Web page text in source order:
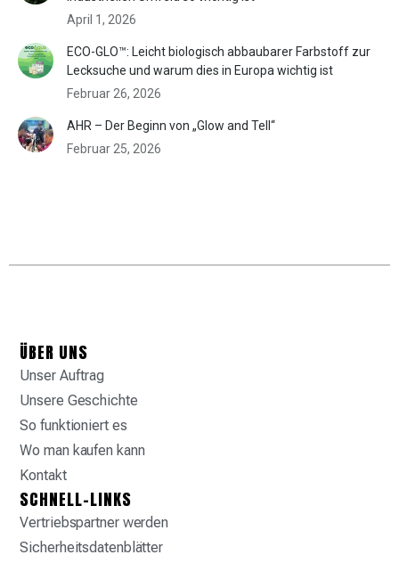
April 1, 2026
ECO-GLO™: Leicht biologisch abbaubarer Farbstoff zur
Lecksuche und warum dies in Europa wichtig ist
Februar 26, 2026
AHR – Der Beginn von „Glow and Tell“
Februar 25, 2026
ÜBER UNS
Unser Auftrag
Unsere Geschichte
So funktioniert es
Wo man kaufen kann
Kontakt
SCHNELL-LINKS
Vertriebspartner werden
Sicherheitsdatenblätter